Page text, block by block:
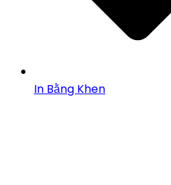
In Bằng Khen